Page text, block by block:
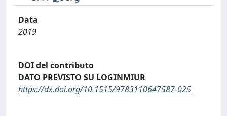
Data
2019
DOI del contributo
DATO PREVISTO SU LOGINMIUR
https://dx.doi.org/10.1515/9783110647587-025